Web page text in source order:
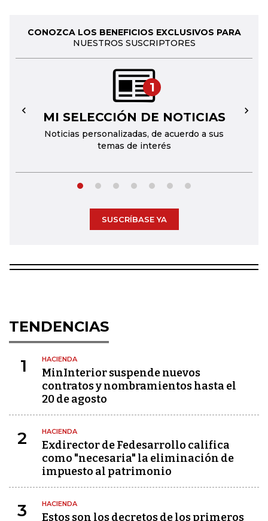
CONOZCA LOS BENEFICIOS EXCLUSIVOS PARA
NUESTROS SUSCRIPTORES
1
MI SELECCIÓN DE NOTICIAS
Noticias personalizadas, de acuerdo a sus
temas de interés
← →
SUSCRÍBASE YA
TENDENCIAS
1 HACIENDA
MinInterior suspende nuevos
contratos y nombramientos hasta el
20 de agosto
2 HACIENDA
Exdirector de Fedesarrollo califica
como "necesaria" la eliminación de
impuesto al patrimonio
3 HACIENDA
Estos son los decretos de los primeros